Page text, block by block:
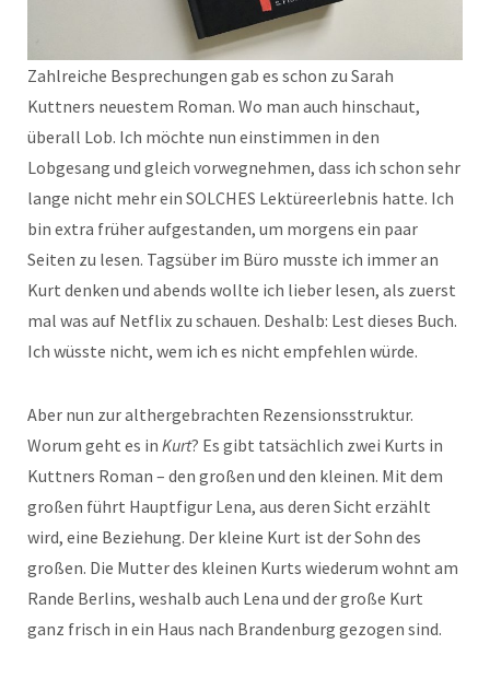
Zahlreiche Besprechungen gab es schon zu Sarah
Kuttners neuestem Roman. Wo man auch hinschaut,
überall Lob. Ich möchte nun einstimmen in den
Lobgesang und gleich vorwegnehmen, dass ich schon sehr
lange nicht mehr ein SOLCHES Lektüreerlebnis hatte. Ich
bin extra früher aufgestanden, um morgens ein paar
Seiten zu lesen. Tagsüber im Büro musste ich immer an
Kurt denken und abends wollte ich lieber lesen, als zuerst
mal was auf Netflix zu schauen. Deshalb: Lest dieses Buch.
Ich wüsste nicht, wem ich es nicht empfehlen würde.
Aber nun zur althergebrachten Rezensionsstruktur.
Worum geht es in Kurt? Es gibt tatsächlich zwei Kurts in
Kuttners Roman – den großen und den kleinen. Mit dem
großen führt Hauptfigur Lena, aus deren Sicht erzählt
wird, eine Beziehung. Der kleine Kurt ist der Sohn des
großen. Die Mutter des kleinen Kurts wiederum wohnt am
Rande Berlins, weshalb auch Lena und der große Kurt
ganz frisch in ein Haus nach Brandenburg gezogen sind.